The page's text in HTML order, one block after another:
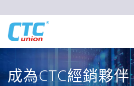
成為CTC經銷夥伴